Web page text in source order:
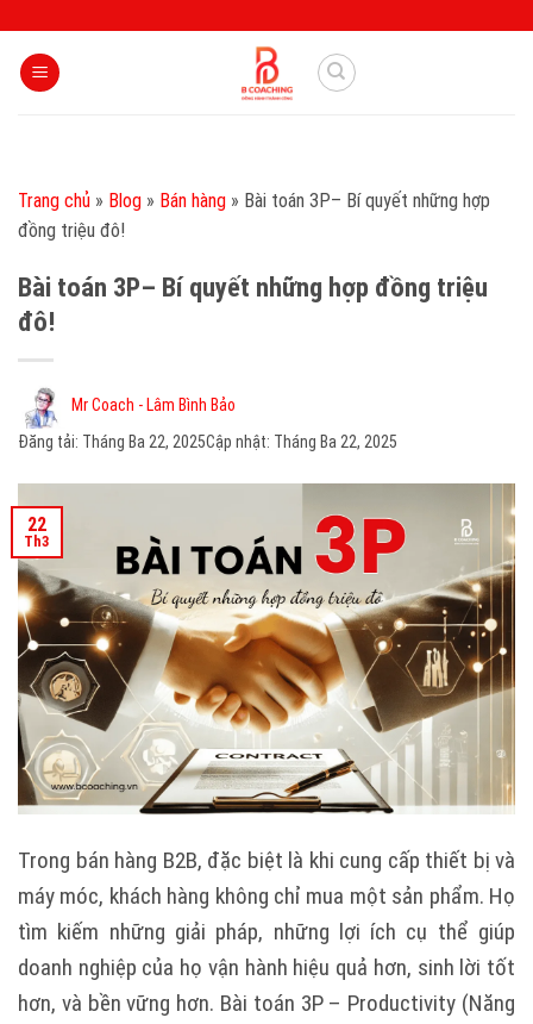
content
Trang chủ » Blog » Bán hàng » Bài toán 3P– Bí quyết những hợp
đồng triệu đô!
Bài toán 3P– Bí quyết những hợp đồng triệu
đô!
Mr Coach - Lâm Bình Bảo
Đăng tải: Tháng Ba 22, 2025Cập nhật: Tháng Ba 22, 2025
22
Th3
Trong bán hàng B2B, đặc biệt là khi cung cấp thiết bị và
máy móc, khách hàng không chỉ mua một sản phẩm. Họ
tìm kiếm những giải pháp, những lợi ích cụ thể giúp
doanh nghiệp của họ vận hành hiệu quả hơn, sinh lời tốt
hơn, và bền vững hơn. Bài toán 3P – Productivity (Năng